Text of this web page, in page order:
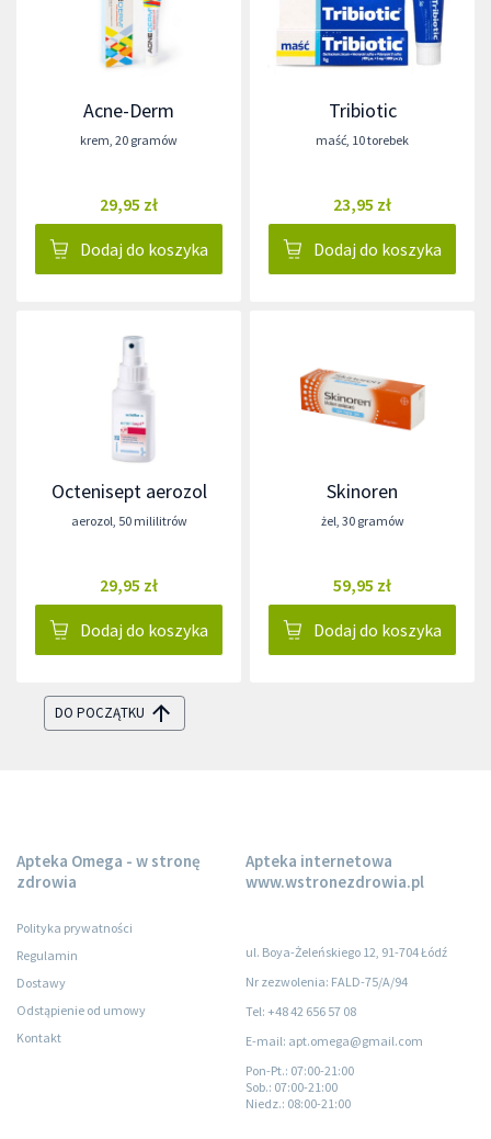
Acne-Derm
krem 20 gramów
29,95 zł
Dodaj do koszyka
Tribiotic
maść 10 torebek
23,95 zł
Dodaj do koszyka
Octenisept aerozol
aerozol 50 mililitrów
29,95 zł
Dodaj do koszyka
Skinoren
żel 30 gramów
59,95 zł
Dodaj do koszyka
DO POCZĄTKU
Apteka Omega - w stronę
zdrowia
Polityka prywatności
Regulamin
Dostawy
Odstąpienie od umowy
Kontakt
Apteka internetowa
www.wstronezdrowia.pl
ul. Boya-Żeleńskiego 12, 91-704 Łódź
Nr zezwolenia: FALD-75/A/94
Tel: +48 42 656 57 08
E-mail: apt.omega@gmail.com
Pon-Pt.: 07:00-21:00
Sob.: 07:00-21:00
Niedz.: 08:00-21:00